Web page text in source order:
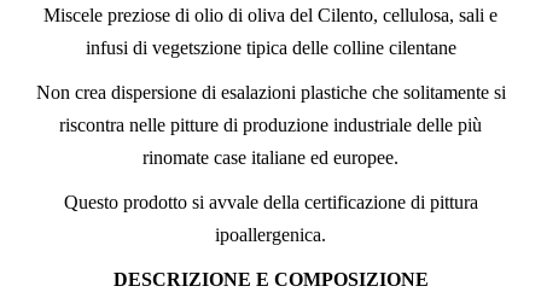
Miscele preziose di olio di oliva del Cilento, cellulosa, sali e
infusi di vegetszione tipica delle colline cilentane
Non crea dispersione di esalazioni plastiche che solitamente si
riscontra nelle pitture di produzione industriale delle più
rinomate case italiane ed europee.
Questo prodotto si avvale della certificazione di pittura
ipoallergenica.
DESCRIZIONE E COMPOSIZIONE